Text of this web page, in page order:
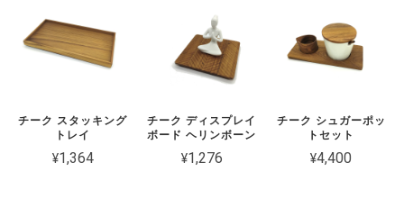
チーク スタッキング
トレイ
¥1,364
チーク ディスプレイ
ボード ヘリンボーン
¥1,276
チーク シュガーポッ
トセット
¥4,400